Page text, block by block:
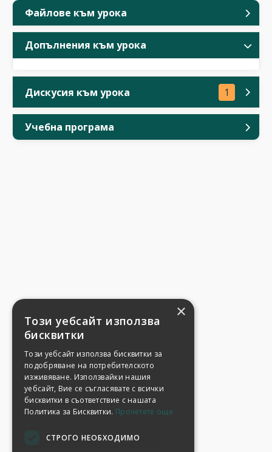
Файлове към урока
Допълнения към урока
Дискусия към урока 1
Учебна програма
×
Този уебсайт използва
бисквитки
Този уебсайт използва бисквитки за
подобряване на потребителското
изживяване. Използвайки нашия
уебсайт, Вие се съгласявате с всички
бисквитки в съответствие с нашата
Политика за Бисквитки. Прочетете още
СТРОГО НЕОБХОДИМО